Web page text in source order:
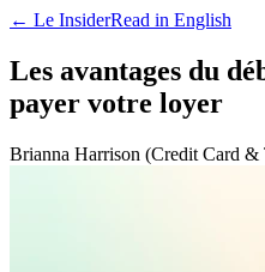
← Le InsiderRead in English
Les avantages du
payer votre loyer
Brianna Harrison (Credit Card &